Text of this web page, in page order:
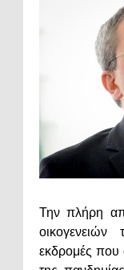
Την πλήρη
οικογενειών
εκδρομές